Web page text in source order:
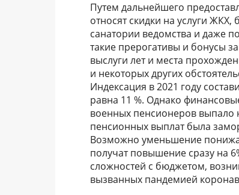
Путем дальнейшего
относят скидки на услуги
санатории ведомства и даже
такие прерогативы и бонусы
выслуги лет и места
и некоторых других
Индексация в 2021 году
равна 11 %. Однако
военных пенсионеров выпало
пенсионных выплат была
Возможно уменьшение
получат повышение сразу на
сложностей с бюджетом,
вызванных пандемией